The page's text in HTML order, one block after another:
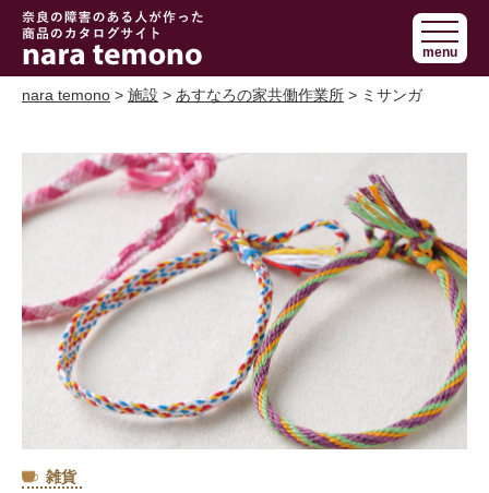
奈良で障害の
ある人の手作
り商品 nara
menu
nara temono > 施設 > あすなろの家共働作業所 > ミサンガ
雑貨